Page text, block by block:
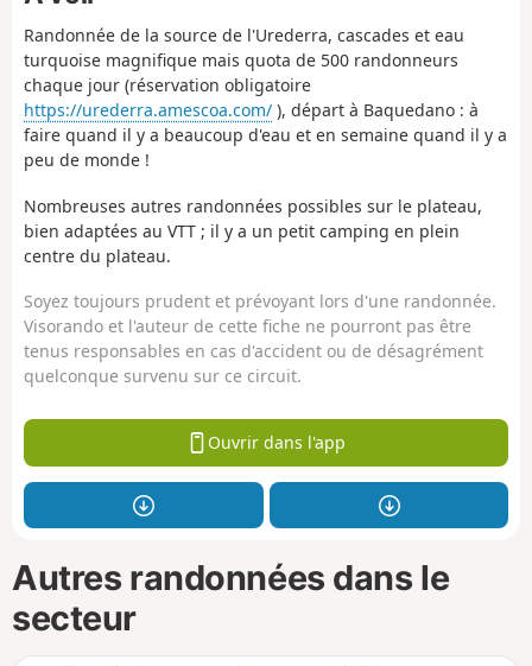
Randonnée de la source de l'Urederra, cascades et eau
turquoise magnifique mais quota de 500 randonneurs
chaque jour (réservation obligatoire
https://urederra.amescoa.com/ ), départ à Baquedano : à
faire quand il y a beaucoup d'eau et en semaine quand il y a
peu de monde !
Nombreuses autres randonnées possibles sur le plateau,
bien adaptées au VTT ; il y a un petit camping en plein
centre du plateau.
Soyez toujours prudent et prévoyant lors d'une randonnée.
Visorando et l'auteur de cette fiche ne pourront pas être
tenus responsables en cas d'accident ou de désagrément
quelconque survenu sur ce circuit.
Ouvrir dans l'app
Autres randonnées dans le
secteur